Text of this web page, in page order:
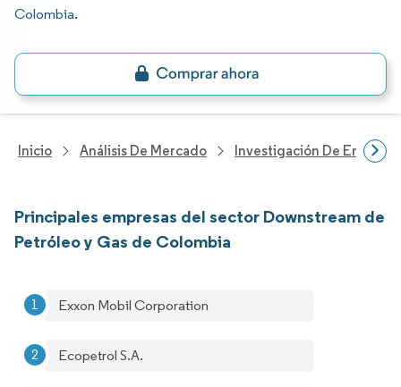
Colombia.
Inicio Análisis De Mercado Investigación De Energía
Principales empresas del sector Downstream de
Petróleo y Gas de Colombia
Exxon Mobil Corporation
Ecopetrol S.A.